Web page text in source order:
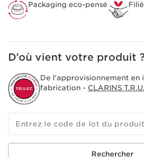
Packaging eco-pensé
D’où vient votre produit
De l'approvisionnement en
fabrication - CLARINS
Entrez le code de lot du produit
Rechercher